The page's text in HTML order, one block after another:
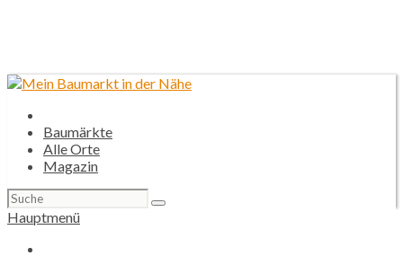
Baumärkte
Alle Orte
Magazin
Suchen
nach:
Hauptmenü